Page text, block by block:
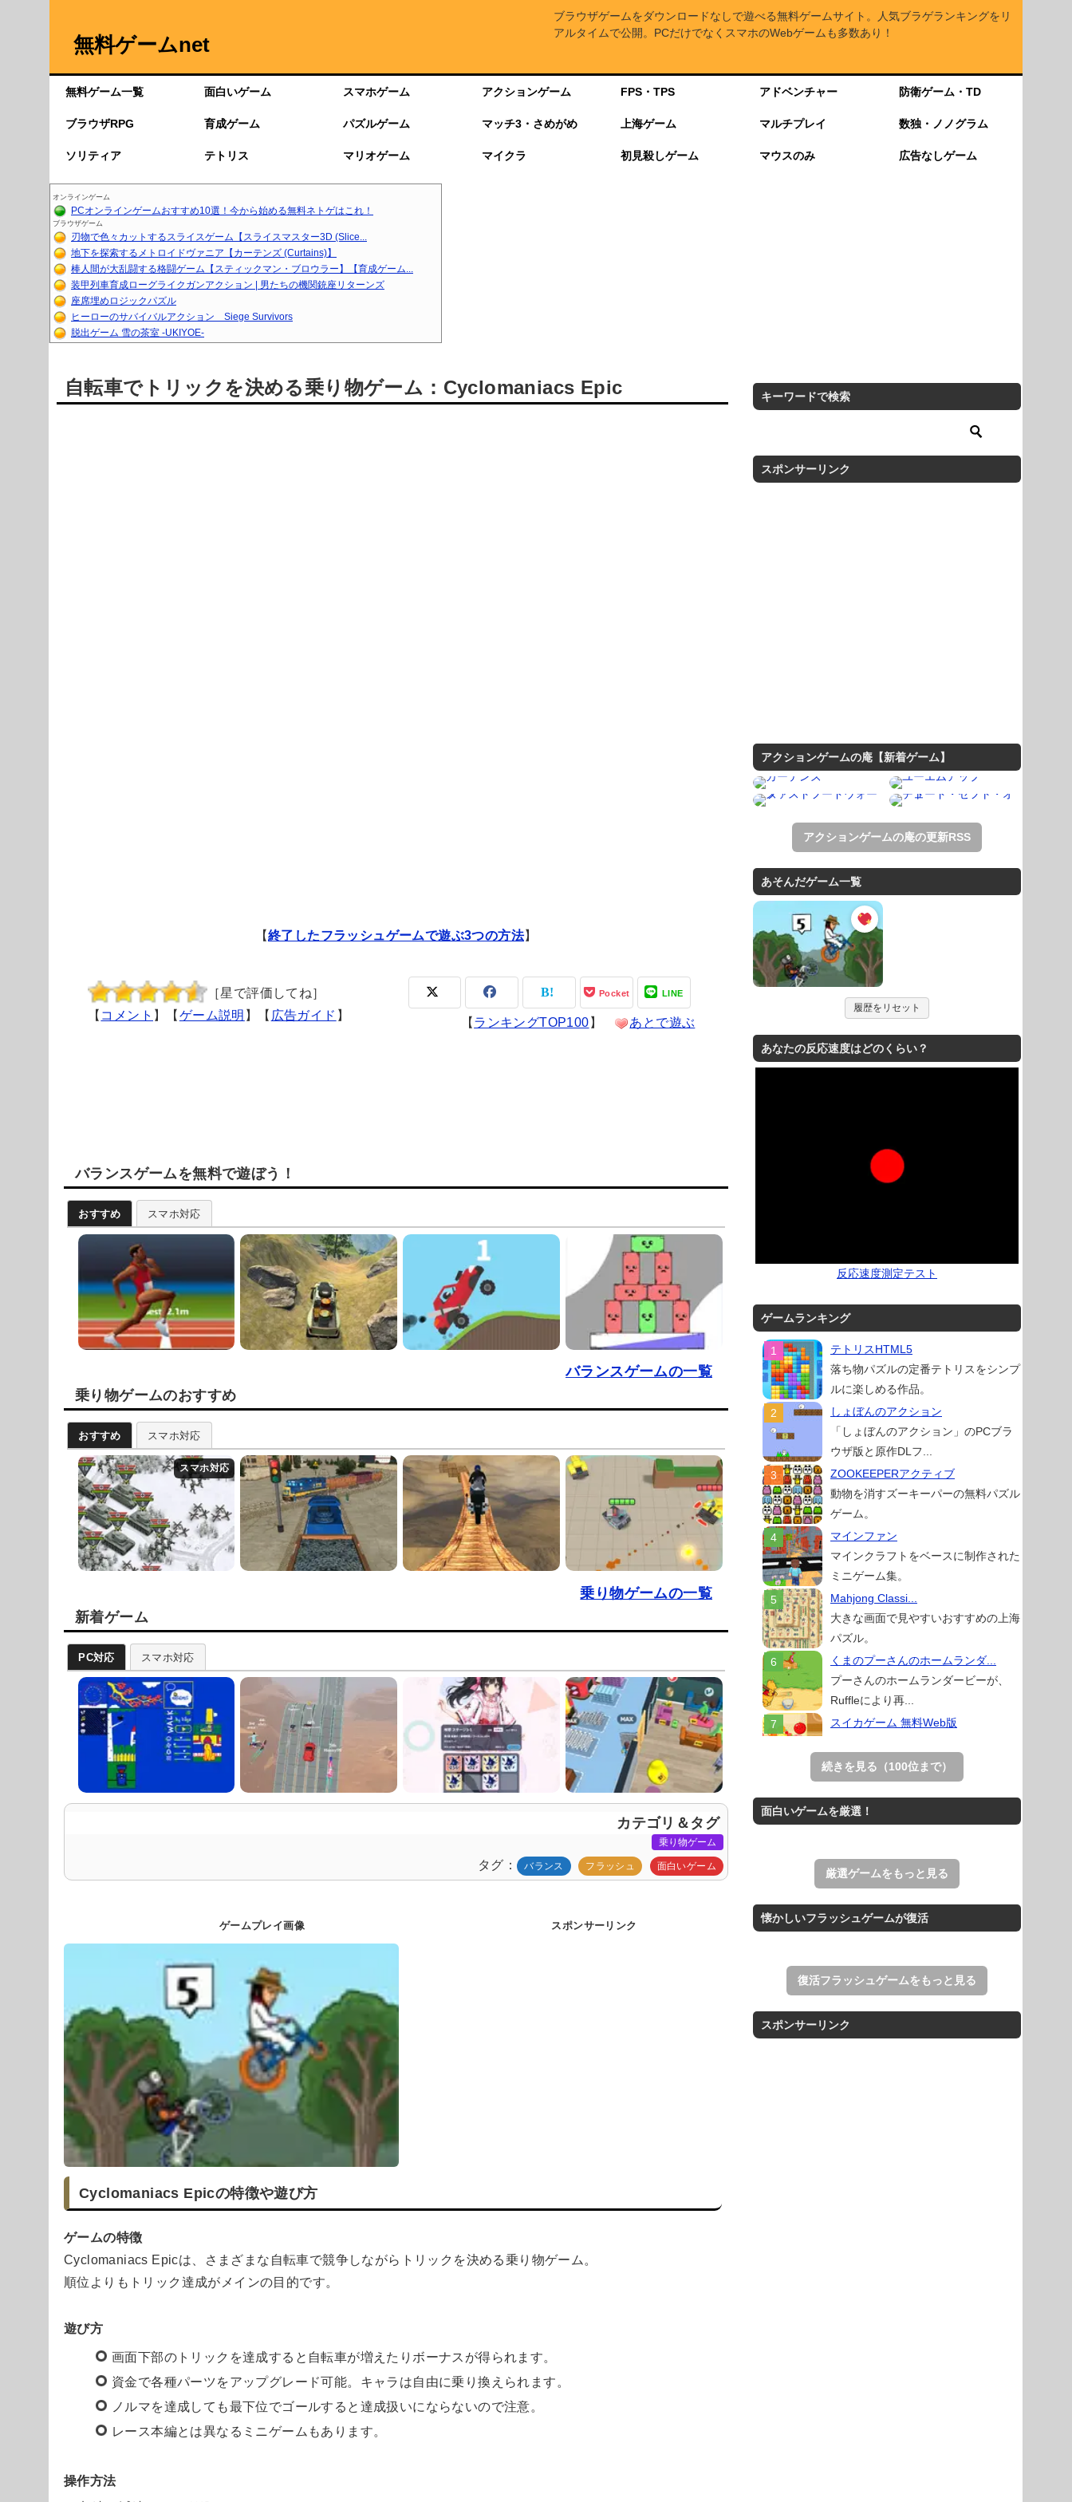
無料ゲームnet
ブラウザゲームをダウンロードなしで遊べる無料ゲームサイト。人気ブラゲランキングをリ
アルタイムで公開。PCだけでなくスマホのWebゲームも多数あり！
無料ゲーム一覧 面白いゲーム スマホゲーム アクションゲーム FPS・TPS アドベンチャー 防衛ゲーム・TD
ブラウザRPG 育成ゲーム パズルゲーム マッチ3・さめがめ 上海ゲーム マルチプレイ 数独・ノノグラム
ソリティア テトリス マリオゲーム マイクラ 初見殺しゲーム マウスのみ 広告なしゲーム
オンラインゲーム
PCオンラインゲームおすすめ10選！今から始める無料ネトゲはこれ！
ブラウザゲーム
刃物で色々カットするスライスゲーム【スライスマスター3D (Slice...
地下を探索するメトロイドヴァニア【カーテンズ (Curtains)】
棒人間が大乱闘する格闘ゲーム【スティックマン・ブロウラー】【育成ゲーム...
装甲列車育成ローグライクガンアクション | 男たちの機関銃座リターンズ
座席埋めロジックパズル
ヒーローのサバイバルアクション Siege Survivors
脱出ゲーム 雪の茶室 -UKIYOE-
自転車でトリックを決める乗り物ゲーム：Cyclomaniacs Epic
【終了したフラッシュゲームで遊ぶ3つの方法】
［星で評価してね］
【 コメント 】【 ゲーム説明 】【 広告ガイド 】
Pocket LINE
【 ランキングTOP100 】 あとで遊ぶ
バランスゲームを無料で遊ぼう！
おすすめ スマホ対応
バランスゲームの一覧
乗り物ゲームのおすすめ
おすすめ スマホ対応
乗り物ゲームの一覧
新着ゲーム
PC対応 スマホ対応
カテゴリ＆タグ
乗り物ゲーム
タグ バランス フラッシュ 面白いゲーム
ゲームプレイ画像 スポンサーリンク
Cyclomaniacs Epicの特徴や遊び方
ゲームの特徴
Cyclomaniacs Epicは、さまざまな自転車で競争しながらトリックを決める乗り物ゲーム。
順位よりもトリック達成がメインの目的です。
遊び方
画面下部のトリックを達成すると自転車が増えたりボーナスが得られます。
資金で各種パーツをアップグレード可能。キャラは自由に乗り換えられます。
ノルマを達成しても最下位でゴールすると達成扱いにならないので注意。
レース本編とは異なるミニゲームもあります。
操作方法
キーワードで検索
スポンサーリンク
アクションゲームの庵【新着ゲーム】
アクションゲームの庵の更新RSS
あそんだゲーム一覧
履歴をリセット
あなたの反応速度はどのくらい？
反応速度測定テスト
ゲームランキング
テトリスHTML5
落ち物パズルの定番テトリスをシンプ
ルに楽しめる作品。
しょぼんのアクション
「しょぼんのアクション」のPCブラ
ウザ版と原作DLフ...
ZOOKEEPERアクティブ
動物を消すズーキーパーの無料パズル
ゲーム。
マインファン
マインクラフトをベースに制作された
ミニゲーム集。
Mahjong Classi...
大きな画面で見やすいおすすめの上海
パズル。
くまのプーさんのホームランダ...
プーさんのホームランダービーが、
Ruffleにより再...
スイカゲーム 無料Web版
無料Web版。
アローアウト
すべての矢印を画面外へ導くパズルゲ
ーム。
ホールを巨大に育成する落とし穴ゲー
ム。
王国を構築していく放置系のシミュレ
続きを見る（100位まで）
面白いゲームを厳選！
厳選ゲームをもっと見る
懐かしいフラッシュゲームが復活
復活フラッシュゲームをもっと見る
スポンサーリンク